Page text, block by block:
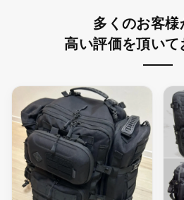
多くのお客様
高い評価を頂いて